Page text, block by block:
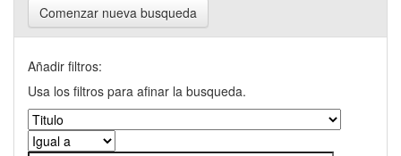
Comenzar nueva busqueda
Añadir filtros:
Usa los filtros para afinar la busqueda.